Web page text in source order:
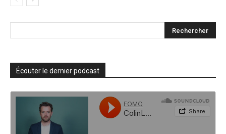
Écouter le dernier podcast